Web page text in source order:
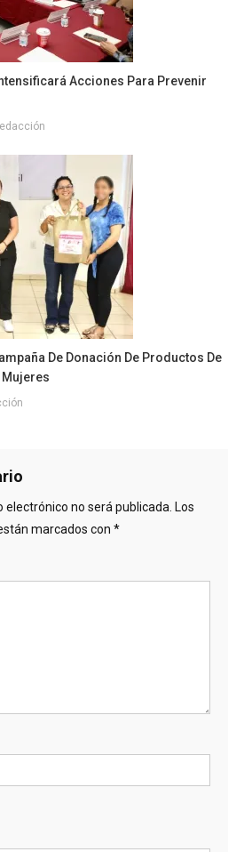
Acciones Para Prevenir
De Donación De Productos De
electrónico no será publicada. Los
marcados con *